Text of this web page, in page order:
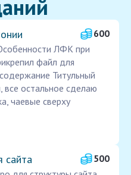
600
ЛФК при
файл для
Титульный
все остальное сделаю
чаевые сверху
сайта
500